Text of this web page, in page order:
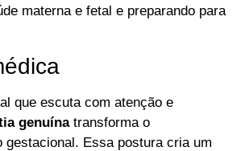
materna e fetal e preparando para
que escuta com atenção e
genuínatransforma o
gestacional. Essa postura cria um